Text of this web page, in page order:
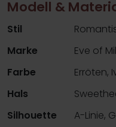
Modell &
Stil
Marke
Eve of
Farbe
Erröten,
Hals
Silhouette
A-Linie,